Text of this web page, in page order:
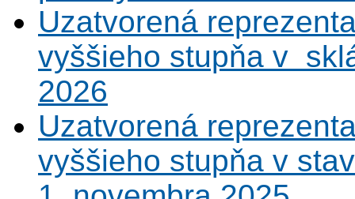
Uzatvorená
vyššieho stupňa v
2026
Uzatvorená
vyššieho stupňa v